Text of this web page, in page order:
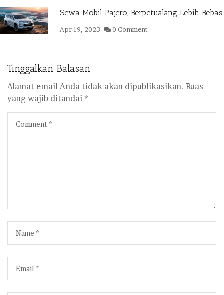
Sewa Mobil Pajero, Berpetualang Lebih Bebas
Apr 19, 2023 0 Comment
Tinggalkan Balasan
Alamat email Anda tidak akan dipublikasikan. Ruas
yang wajib ditandai *